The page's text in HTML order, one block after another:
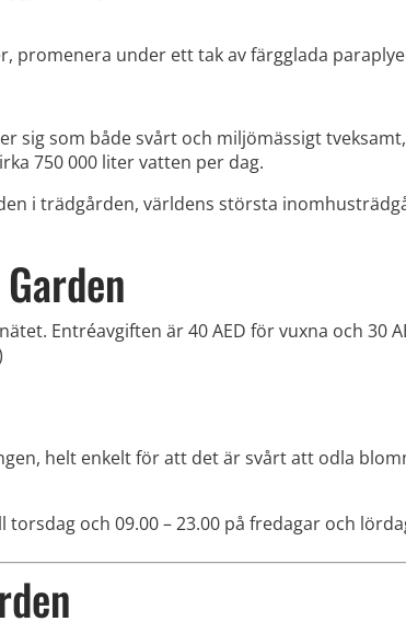
promenera under ett tak av färgglada
sig som både svårt och miljömässigt
750 000 liter vatten per dag.
i trädgården, världens största
Entréavgiften är 40 AED för vuxna och 30
helt enkelt för att det är svårt att odla
och 09.00 – 23.00 på fredagar och